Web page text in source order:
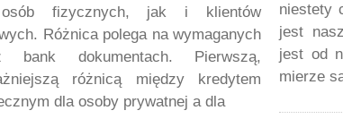
fizycznych, jak i klientów
Różnica polega na wymaganych
bank dokumentach. Pierwszą,
różnicą między kredytem
dla osoby prywatnej a dla
niestety
jest
jest od
mierze